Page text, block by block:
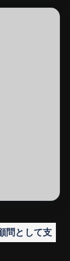
問として支